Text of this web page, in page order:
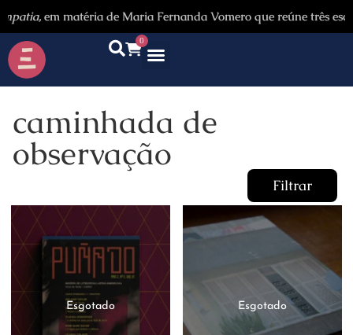
em matéria de Maria Fernanda Vomero que reúne três
0
caminhada de
observação
Filtrar
Categorias
Autores
Promoção